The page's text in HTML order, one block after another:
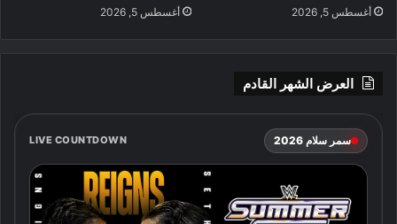
أغسطس 5, 2026 أغسطس 5, 2026
العرض الشهر القادم
سمر سلام 2026 LIVE COUNTDOWN